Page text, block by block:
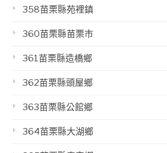
358苗栗縣苑裡鎮
360苗栗縣苗栗市
361苗栗縣造橋鄉
362苗栗縣頭屋鄉
363苗栗縣公館鄉
364苗栗縣大湖鄉